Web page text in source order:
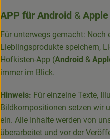
APP für Android & Apple
Für unterwegs gemacht: Noch
Lieblingsprodukte speichern,
Hofkisten-App (Android &
immer im Blick.
Hinweis: Für einzelne Texte,
Bildkompositionen setzen wir
ein. Alle Inhalte werden von
überarbeitet und vor der